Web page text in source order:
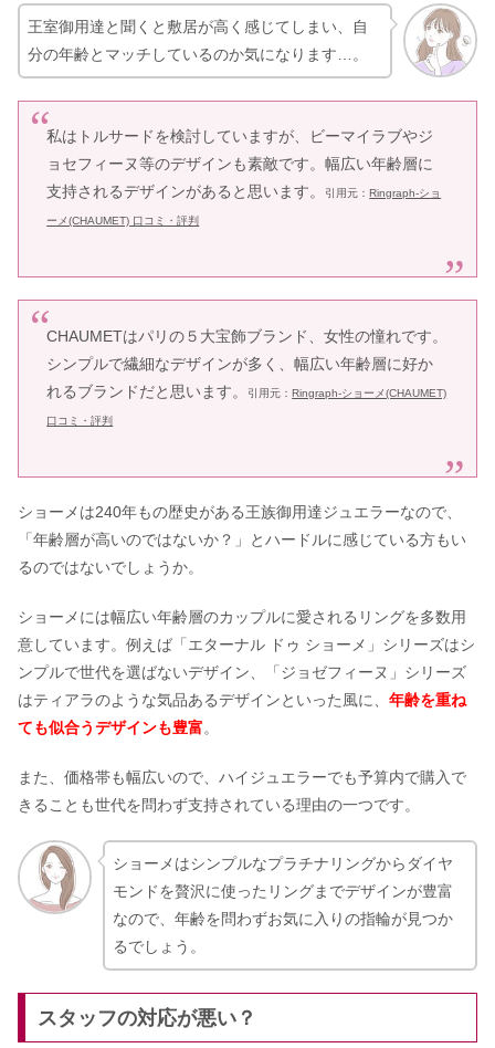
王室御用達と聞くと敷居が高く感じてしまい、自
分の年齢とマッチしているのか気になります…。
私はトルサードを検討していますが、ビーマイラブやジ
ョセフィーヌ等のデザインも素敵です。幅広い年齢層に
支持されるデザインがあると思います。
引用元：Ringraph-ショ
ーメ(CHAUMET) 口コミ・評判
CHAUMETはパリの５大宝飾ブランド、女性の憧れです。
シンプルで繊細なデザインが多く、幅広い年齢層に好か
れるブランドだと思います。
引用元：Ringraph-ショーメ(CHAUMET)
口コミ・評判
ショーメは240年もの歴史がある王族御用達ジュエラーなので、
「年齢層が高いのではないか？」とハードルに感じている方もい
るのではないでしょうか。
ショーメには幅広い年齢層のカップルに愛されるリングを多数用
意しています。例えば「エターナル ドゥ ショーメ」シリーズはシ
ンプルで世代を選ばないデザイン、「ジョゼフィーヌ」シリーズ
はティアラのような気品あるデザインといった風に、 年齢を重ね
ても似合うデザインも豊富。
また、価格帯も幅広いので、ハイジュエラーでも予算内で購入で
きることも世代を問わず支持されている理由の一つです。
ショーメはシンプルなプラチナリングからダイヤ
モンドを贅沢に使ったリングまでデザインが豊富
なので、年齢を問わずお気に入りの指輪が見つか
るでしょう。
スタッフの対応が悪い？